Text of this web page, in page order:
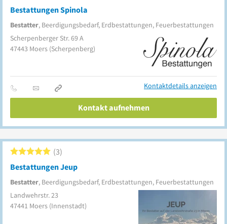
Bestattungen Spinola
Bestatter, Beerdigungsbedarf, Erdbestattungen, Feuerbestattungen
Scherpenberger Str. 69 A
47443 Moers (Scherpenberg)
Kontaktdetails anzeigen
Kontakt aufnehmen
Bestattungen Jeup
Bestatter, Beerdigungsbedarf, Erdbestattungen, Feuerbestattungen
3
Landwehrstr. 23
47441 Moers (Innenstadt)